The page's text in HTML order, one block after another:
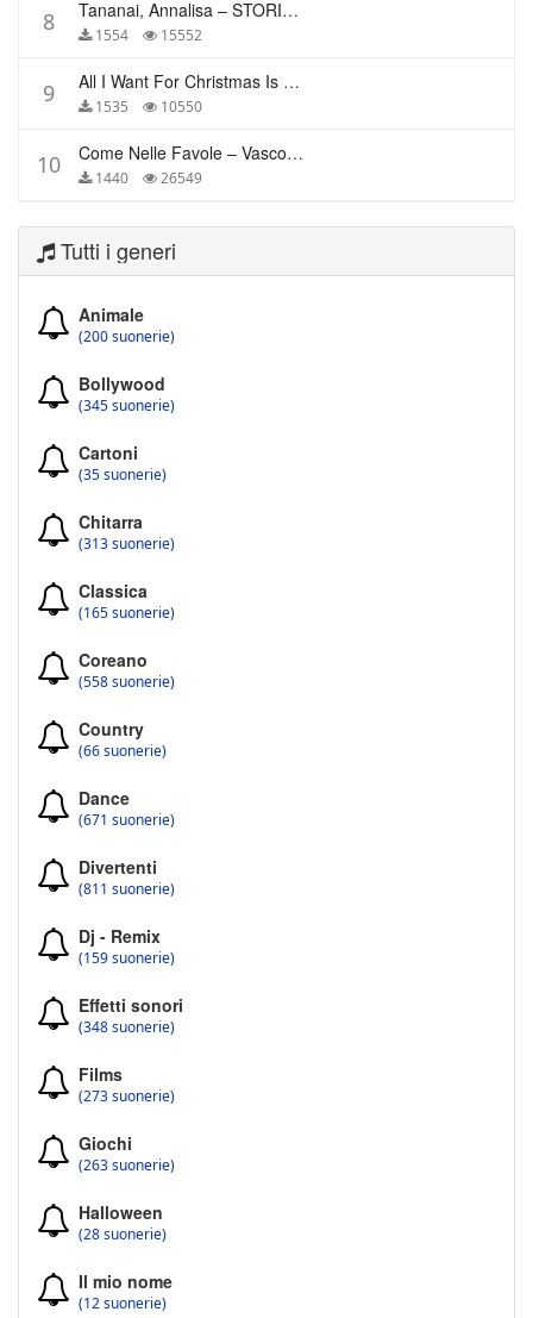
8 Tananai, Annalisa – STORIE BREVI
1554 15552
9 All I Want For Christmas Is You – Mariah Carey
1535 10550
10 Come Nelle Favole – Vasco Rossi
1440 26549
Tutti i generi
Animale
(200 suonerie)
Bollywood
(345 suonerie)
Cartoni
(35 suonerie)
Chitarra
(313 suonerie)
Classica
(165 suonerie)
Coreano
(558 suonerie)
Country
(66 suonerie)
Dance
(671 suonerie)
Divertenti
(811 suonerie)
Dj - Remix
(159 suonerie)
Effetti sonori
(348 suonerie)
Films
(273 suonerie)
Giochi
(263 suonerie)
Halloween
(28 suonerie)
Il mio nome
(12 suonerie)